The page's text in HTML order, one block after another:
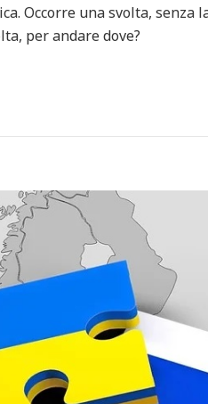
Occorre una svolta, senza
per andare dove?